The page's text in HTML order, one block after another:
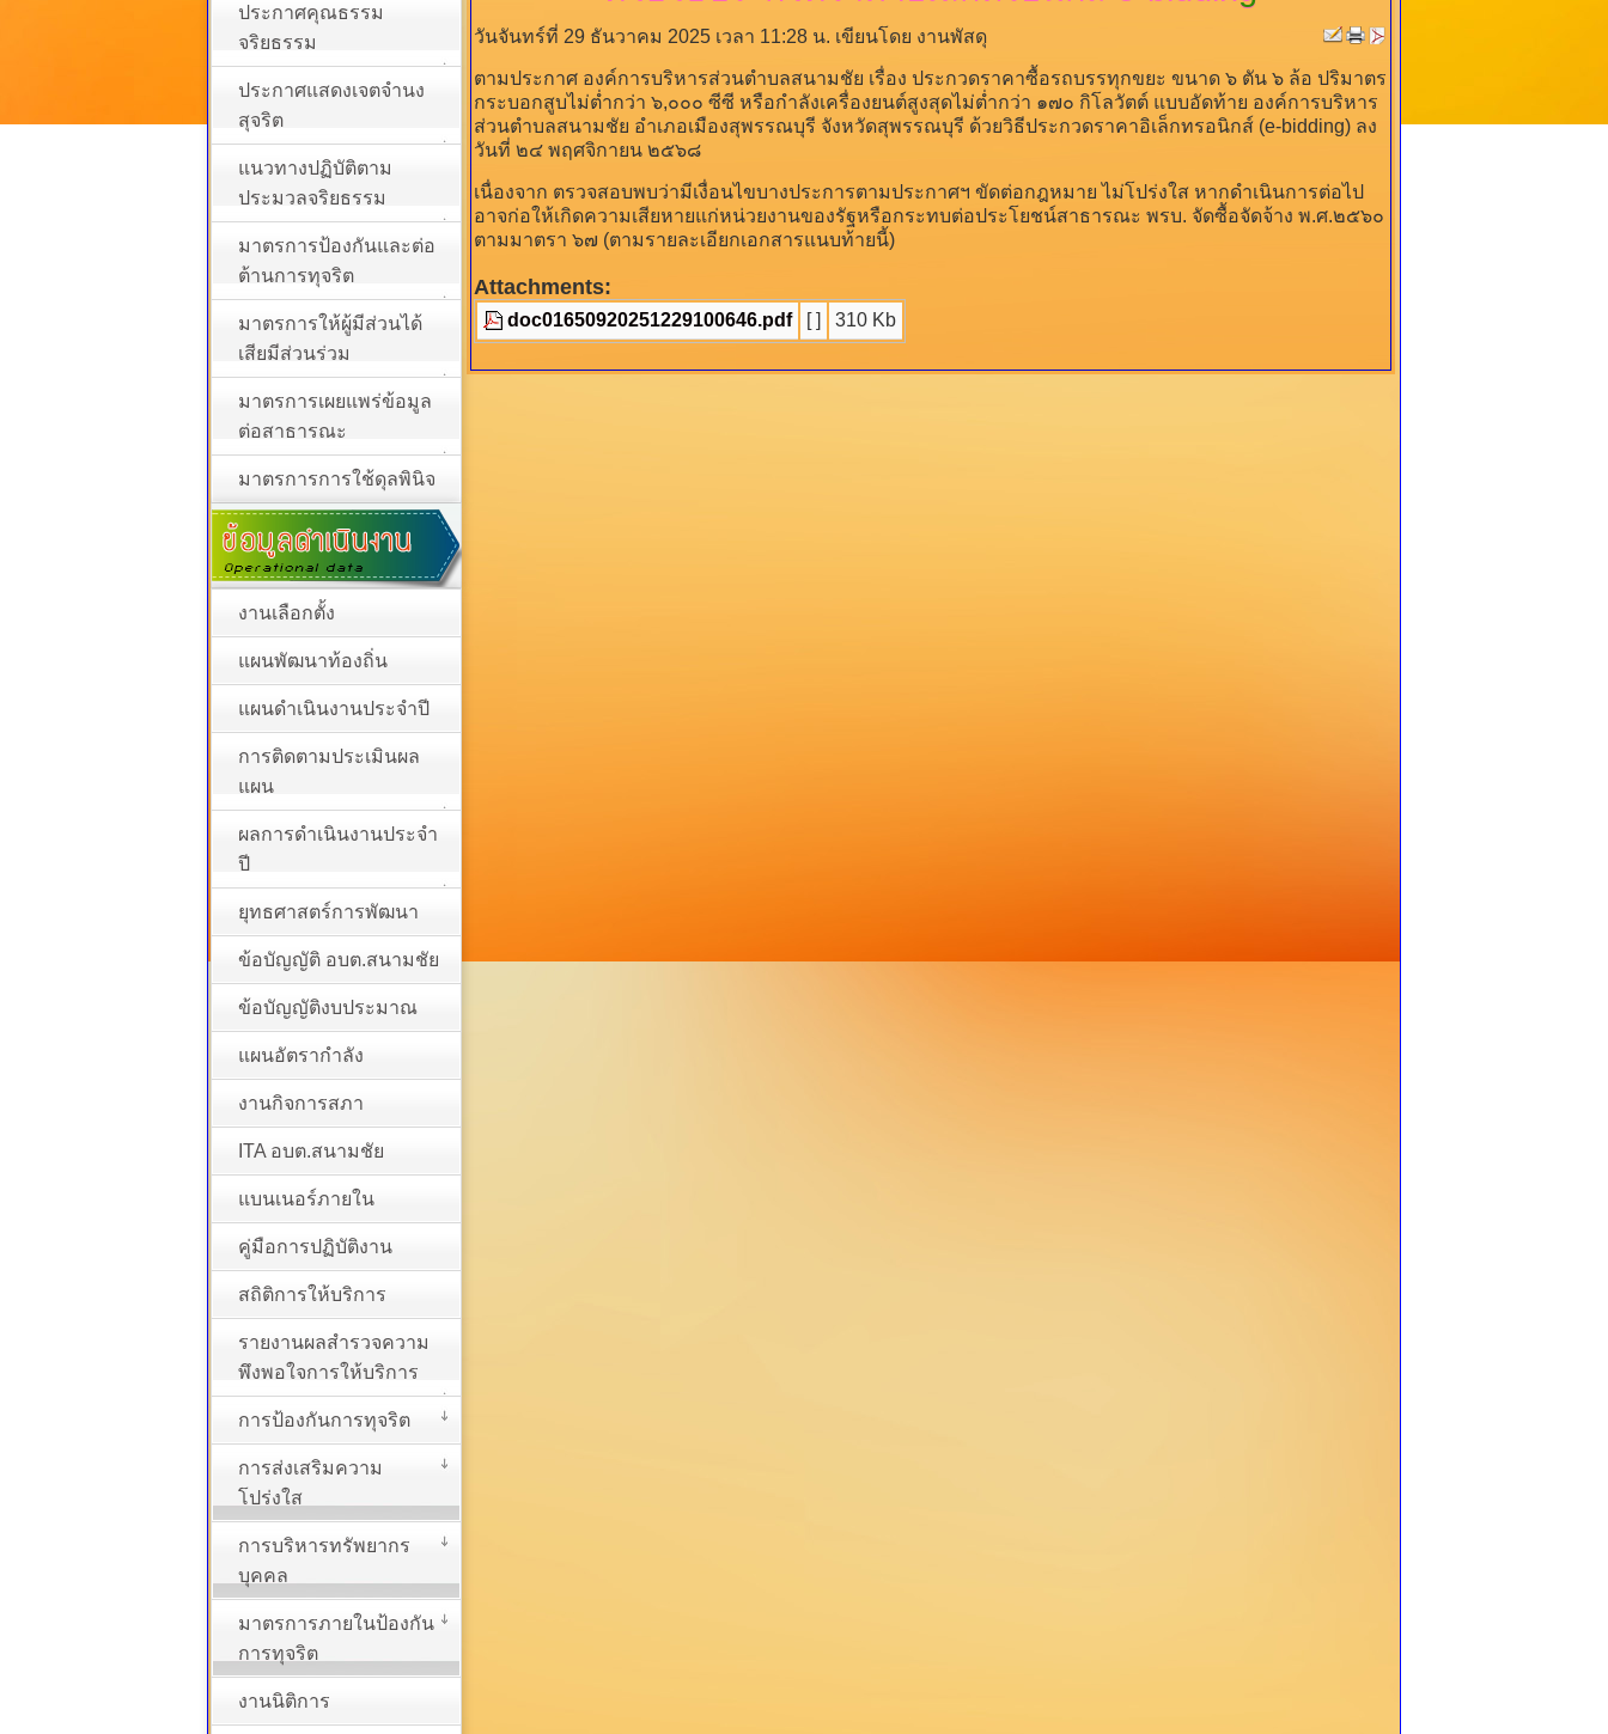
วันจันทร์ที่ 29 ธันวาคม 2025 เวลา 11:28 น. เขียนโดย งานพัสดุ
ตามประกาศ องค์การบริหารส่วนตำบลสนามชัย เรื่อง ประกวดราคาซื้อรถบรรทุกขยะ ขนาด ๖ ตัน ๖ ล้อ ปริมาตร
กระบอกสูบไม่ต่ำกว่า ๖,๐๐๐ ซีซี หรือกำลังเครื่องยนต์สูงสุดไม่ต่ำกว่า ๑๗๐ กิโลวัตต์ แบบอัดท้าย องค์การบริหาร
ส่วนตำบลสนามชัย อำเภอเมืองสุพรรณบุรี จังหวัดสุพรรณบุรี ด้วยวิธีประกวดราคาอิเล็กทรอนิกส์ (e-bidding) ลง
วันที่ ๒๔ พฤศจิกายน ๒๕๖๘
เนื่องจาก ตรวจสอบพบว่ามีเงื่อนไขบางประการตามประกาศฯ ขัดต่อกฎหมาย ไม่โปร่งใส หากดำเนินการต่อไป
อาจก่อให้เกิดความเสียหายแก่หน่วยงานของรัฐหรือกระทบต่อประโยชน์สาธารณะ พรบ. จัดซื้อจัดจ้าง พ.ศ.๒๕๖๐
ตามมาตรา ๖๗ (ตามรายละเอียกเอกสารแนบท้ายนี้)
Attachments:
doc01650920251229100646.pdf [ ] 310 Kb
ประกาศคุณธรรม
จริยธรรม
ประกาศแสดงเจตจำนง
สุจริต
แนวทางปฏิบัติตาม
ประมวลจริยธรรม
มาตรการป้องกันและต่อ
ต้านการทุจริต
มาตรการให้ผู้มีส่วนได้
เสียมีส่วนร่วม
มาตรการเผยแพร่ข้อมูล
ต่อสาธารณะ
มาตรการการใช้ดุลพินิจ
งานเลือกตั้ง
แผนพัฒนาท้องถิ่น
แผนดำเนินงานประจำปี
การติดตามประเมินผล
แผน
ผลการดำเนินงานประจำ
ปี
ยุทธศาสตร์การพัฒนา
ข้อบัญญัติ อบต.สนามชัย
ข้อบัญญัติงบประมาณ
แผนอัตรากำลัง
งานกิจการสภา
ITA อบต.สนามชัย
แบนเนอร์ภายใน
คู่มือการปฏิบัติงาน
สถิติการให้บริการ
รายงานผลสำรวจความ
พึงพอใจการให้บริการ
การป้องกันการทุจริต
การส่งเสริมความ
โปร่งใส
การบริหารทรัพยากร
บุคคล
มาตรการภายในป้องกัน
การทุจริต
งานนิติการ